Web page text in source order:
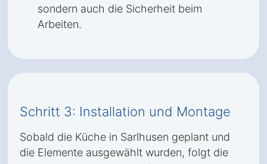
sondern auch die Sicherheit beim
Arbeiten.
Schritt 3: Installation und Montage
Sobald die Küche in Sarlhusen geplant und
die Elemente ausgewählt wurden, folgt die